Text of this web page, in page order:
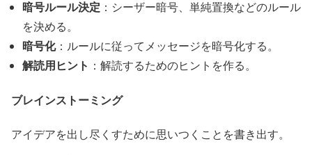
暗号ルール決定 ：シーザー暗号、単純置換などのルール
を決める。
暗号化：ルールに従ってメッセージを暗号化する。
解読用ヒント ：解読するためのヒントを作る。
ブレインストーミング
アイデアを出し尽くすために思いつくことを書き出す。